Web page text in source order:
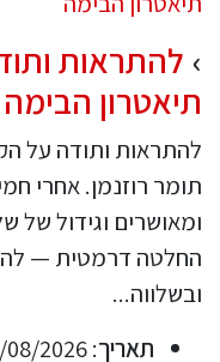
להתראות
תיאטרון הבימה
להתראות ותודה על
תומר רוזנמן. אחרי
ומאושרים וגידול של
החלטה דרמטית —
ובשלווה...
תאריך: 27/08/2026 - 24/10/2026